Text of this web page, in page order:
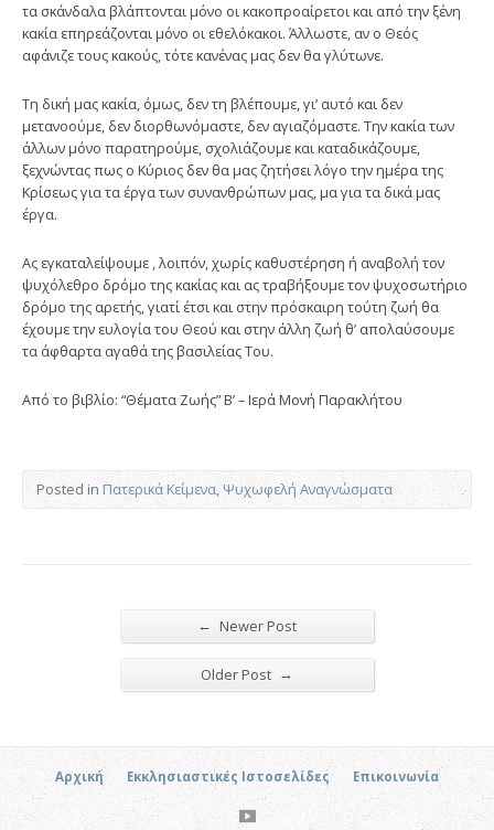
τα σκάνδαλα βλάπτονται μόνο οι κακοπροαίρετοι και από την ξένη
κακία επηρεάζονται μόνο οι εθελόκακοι. Άλλωστε, αν ο Θεός
αφάνιζε τους κακούς, τότε κανένας μας δεν θα γλύτωνε.
Τη δική μας κακία, όμως, δεν τη βλέπουμε, γι’ αυτό και δεν
μετανοούμε, δεν διορθωνόμαστε, δεν αγιαζόμαστε. Την κακία των
άλλων μόνο παρατηρούμε, σχολιάζουμε και καταδικάζουμε,
ξεχνώντας πως ο Κύριος δεν θα μας ζητήσει λόγο την ημέρα της
Κρίσεως για τα έργα των συνανθρώπων μας, μα για τα δικά μας
έργα.
Ας εγκαταλείψουμε , λοιπόν, χωρίς καθυστέρηση ή αναβολή τον
ψυχόλεθρο δρόμο της κακίας και ας τραβήξουμε τον ψυχοσωτήριο
δρόμο της αρετής, γιατί έτσι και στην πρόσκαιρη τούτη ζωή θα
έχουμε την ευλογία του Θεού και στην άλλη ζωή θ’ απολαύσουμε
τα άφθαρτα αγαθά της βασιλείας Του.
Από το βιβλίο: “Θέματα Ζωής” Β’ – Ιερά Μονή Παρακλήτου
Posted in Πατερικά Κείμενα,Ψυχωφελή Αναγνώσματα
← Newer Post
Older Post →
Αρχική Εκκλησιαστικές Ιστοσελίδες Επικοινωνία